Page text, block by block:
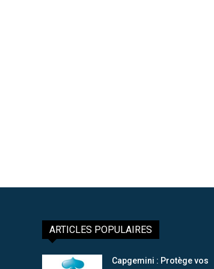
ARTICLES POPULAIRES
Capgemini : Protège vos